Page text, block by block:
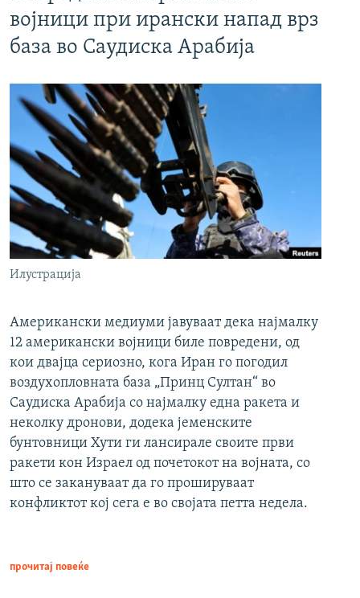
војници при ирански напад врз
база во Саудиска Арабија
Илустрација
Американски медиуми јавуваат дека најмалку
12 американски војници биле повредени, од
кои двајца сериозно, кога Иран го погодил
воздухопловната база „Принц Султан“ во
Саудиска Арабија со најмалку една ракета и
неколку дронови, додека јеменските
бунтовници Хути ги лансирале своите први
ракети кон Израел од почетокот на војната, со
што се закануваат да го прошируваат
конфликтот кој сега е во својата петта недела.
прочитај повеќе